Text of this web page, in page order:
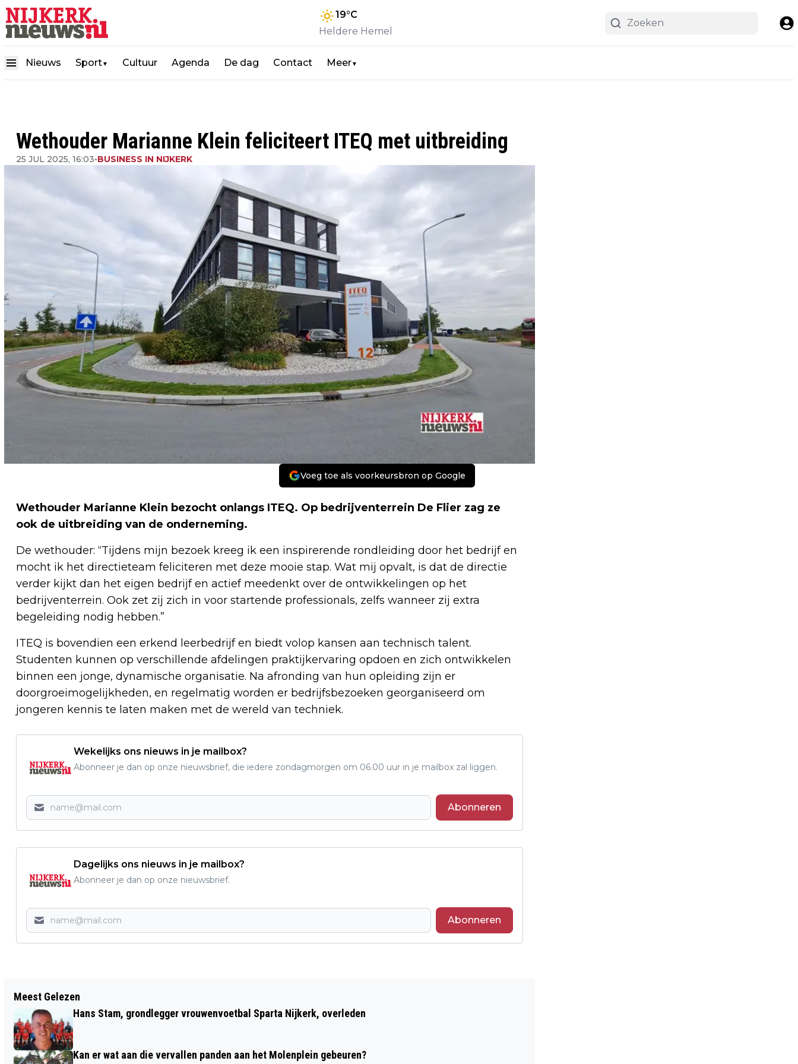
19°C
Heldere Hemel
Nieuws Sport▼ Cultuur Agenda De dag Contact Meer▼
Wethouder Marianne Klein feliciteert ITEQ met uitbreiding
25 JUL 2025, 16:03•BUSINESS IN NIJKERK
Voeg toe als voorkeursbron op Google
Wethouder Marianne Klein bezocht onlangs ITEQ. Op bedrijventerrein De Flier zag ze
ook de uitbreiding van de onderneming.
De wethouder: “Tijdens mijn bezoek kreeg ik een inspirerende rondleiding door het bedrijf en
mocht ik het directieteam feliciteren met deze mooie stap. Wat mij opvalt, is dat de directie
verder kijkt dan het eigen bedrijf en actief meedenkt over de ontwikkelingen op het
bedrijventerrein. Ook zet zij zich in voor startende professionals, zelfs wanneer zij extra
begeleiding nodig hebben.”
ITEQ is bovendien een erkend leerbedrijf en biedt volop kansen aan technisch talent.
Studenten kunnen op verschillende afdelingen praktijkervaring opdoen en zich ontwikkelen
binnen een jonge, dynamische organisatie. Na afronding van hun opleiding zijn er
doorgroeimogelijkheden, en regelmatig worden er bedrijfsbezoeken georganiseerd om
jongeren kennis te laten maken met de wereld van techniek.
Wekelijks ons nieuws in je mailbox?
Abonneer je dan op onze nieuwsbrief, die iedere zondagmorgen om 06.00 uur in je mailbox zal liggen.
Abonneren
Dagelijks ons nieuws in je mailbox?
Abonneer je dan op onze nieuwsbrief.
Abonneren
KERKENRAAD DRIEDORP IN HOGER
BEROEP
Meest Gelezen
Hans Stam, grondlegger vrouwenvoetbal Sparta Nijkerk, overleden
Kan er wat aan die vervallen panden aan het Molenplein gebeuren?